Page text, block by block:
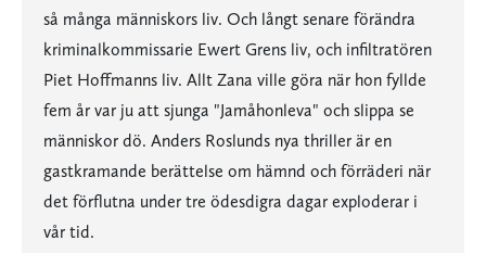
så många människors liv. Och långt senare förändra
kriminalkommissarie Ewert Grens liv, och infiltratören
Piet Hoffmanns liv. Allt Zana ville göra när hon fyllde
fem år var ju att sjunga "Jamåhonleva" och slippa se
människor dö. Anders Roslunds nya thriller är en
gastkramande berättelse om hämnd och förräderi när
det förflutna under tre ödesdigra dagar exploderar i
vår tid.